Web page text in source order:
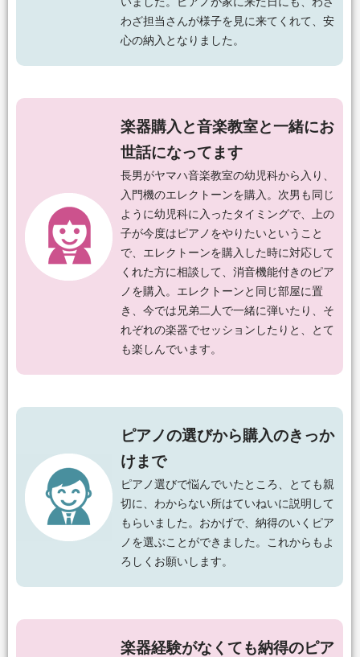
わざ担当さんが様子を見に来てくれて、安
心の納入となりました。
楽器購入と音楽教室と一緒にお
世話になってます
長男がヤマハ音楽教室の幼児科から入り、
入門機のエレクトーンを購入。次男も同じ
ように幼児科に入ったタイミングで、上の
子が今度はピアノをやりたいということ
で、エレクトーンを購入した時に対応して
くれた方に相談して、消音機能付きのピア
ノを購入。エレクトーンと同じ部屋に置
き、今では兄弟二人で一緒に弾いたり、そ
れぞれの楽器でセッションしたりと、とて
も楽しんでいます。
ピアノの選びから購入のきっか
けまで
ピアノ選びで悩んでいたところ、とても親
切に、わからない所はていねいに説明して
もらいました。おかげで、納得のいくピア
ノを選ぶことができました。これからもよ
ろしくお願いします。
楽器経験がなくても納得のピア